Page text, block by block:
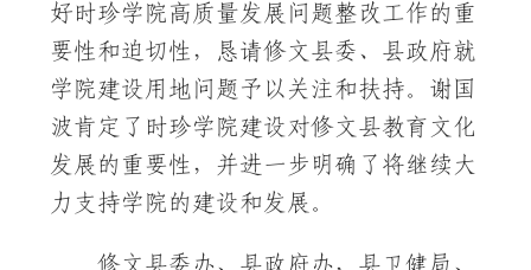
好时珍学院高质量发展问题整改工作的重
要性和迫切性，恳请修文县委、县政府就
学院建设用地问题予以关注和扶持。谢国
波肯定了时珍学院建设对修文县教育文化
发展的重要性，并进一步明确了将继续大
力支持学院的建设和发展。
修文县委办、县政府办，县卫健局、